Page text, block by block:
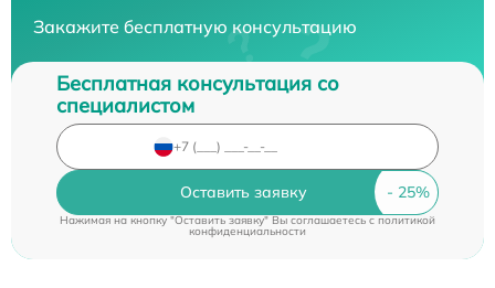
Закажите бесплатную консультацию
Бесплатная консультация со
специалистом
Оставить заявку
Нажимая на кнопку "Оставить заявку" Вы соглашаетесь cполитикой
конфиденциальности